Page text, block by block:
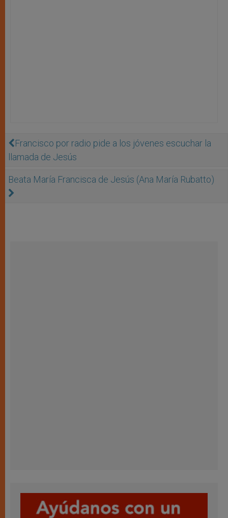
Francisco por radio pide a los jóvenes escuchar la
llamada de Jesús
Beata María Francisca de Jesús (Ana María Rubatto)